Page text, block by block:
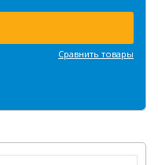
Сравнить товары